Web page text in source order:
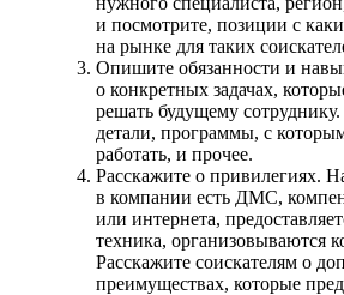
и посмотрите, позиции с
на рынке для таких
Опишите обязанности и
о конкретных задачах,
решать будущему
детали, программы, с
работать, и прочее.
Расскажите о привилегиях.
в компании есть ДМС,
или интернета,
техника, организовываются
Расскажите соискателям о
преимуществах, которые